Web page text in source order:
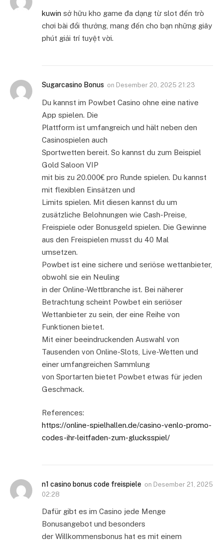
kuwin sở hữu kho game đa dạng từ slot đến trò
chơi bài đổi thưởng, mang đến cho bạn những giây
phút giải trí tuyệt vời.
Sugarcasino Bonus on Desember 20, 2025 21:23
Du kannst im Powbet Casino ohne eine native
App spielen. Die
Plattform ist umfangreich und hält neben den
Casinospielen auch
Sportwetten bereit. So kannst du zum Beispiel
Gold Saloon VIP
mit bis zu 20.000€ pro Runde spielen. Du kannst
mit flexiblen Einsätzen und
Limits spielen. Mit diesen kannst du um
zusätzliche Belohnungen wie Cash-Preise,
Freispiele oder Bonusgeld spielen. Die Gewinne
aus den Freispielen musst du 40 Mal
umsetzen.
Powbet ist eine sichere und seriöse wettanbieter,
obwohl sie ein Neuling
in der Online-Wettbranche ist. Bei näherer
Betrachtung scheint Powbet ein seriöser
Wettanbieter zu sein, der eine Reihe von
Funktionen bietet.
Mit einer beeindruckenden Auswahl von
Tausenden von Online-Slots, Live-Wetten und
einer umfangreichen Sammlung
von Sportarten bietet Powbet etwas für jeden
Geschmack.
References:
https://online-spielhallen.de/casino-venlo-promo-
codes-ihr-leitfaden-zum-glucksspiel/
n1 casino bonus code freispiele on Desember 21, 2025
02:28
Dafür gibt es im Casino jede Menge
Bonusangebot und besonders
der Willkommensbonus hat es mit einem